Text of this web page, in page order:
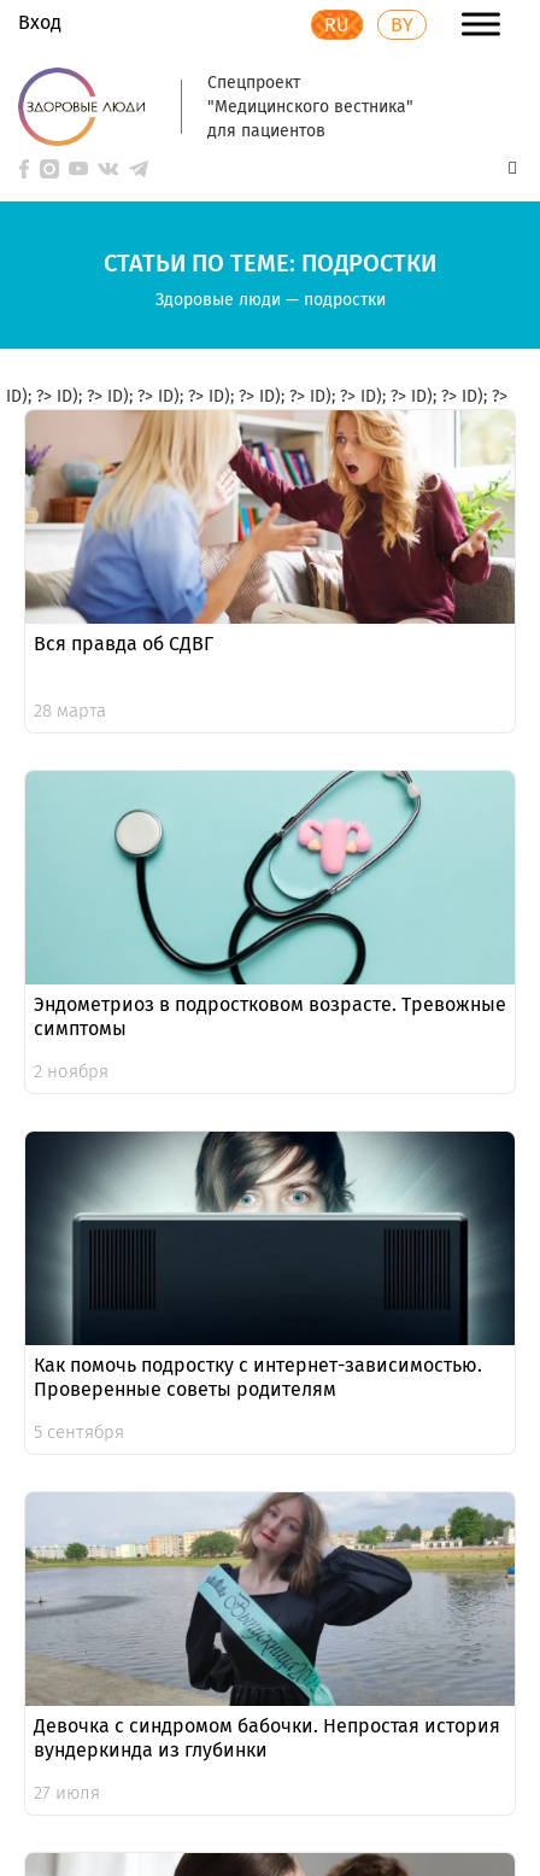
Вход RU BY
Спецпроект
"Медицинского вестника"
для пациентов
СТАТЬИ ПО ТЕМЕ: ПОДРОСТКИ
Здоровые люди — подростки
ID); ?>
Вся правда об СДВГ
28 марта
ID); ?>
Эндометриоз в подростковом возрасте. Тревожные
симптомы
2 ноября
ID); ?>
Как помочь подростку с интернет-зависимостью.
Проверенные советы родителям
5 сентября
ID); ?>
Девочка с синдромом бабочки. Непростая история
вундеркинда из глубинки
27 июля
ID); ?> ID); ?> ID); ?> ID); ?> ID); ?> ID); ?>